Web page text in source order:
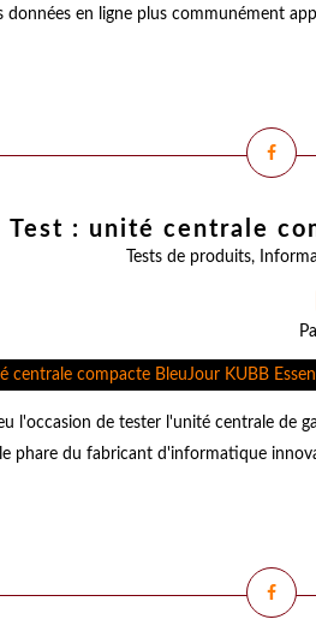
données en ligne plus communément
Test : unité centrale
Tests de produits,
l'occasion de tester l'unité centrale de
phare du fabricant d'informatique